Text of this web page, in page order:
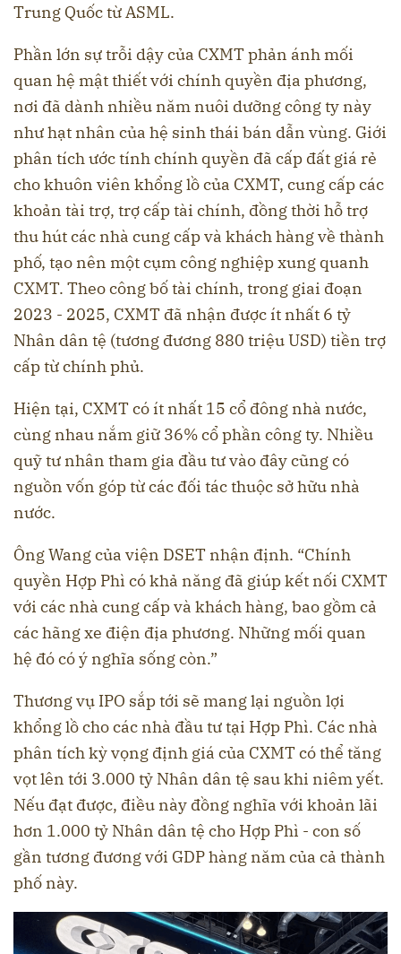
Trung Quốc từ ASML.
Phần lớn sự trỗi dậy của CXMT phản ánh mối
quan hệ mật thiết với chính quyền địa phương,
nơi đã dành nhiều năm nuôi dưỡng công ty này
như hạt nhân của hệ sinh thái bán dẫn vùng. Giới
phân tích ước tính chính quyền đã cấp đất giá rẻ
cho khuôn viên khổng lồ của CXMT, cung cấp các
khoản tài trợ, trợ cấp tài chính, đồng thời hỗ trợ
thu hút các nhà cung cấp và khách hàng về thành
phố, tạo nên một cụm công nghiệp xung quanh
CXMT. Theo công bố tài chính, trong giai đoạn
2023 - 2025, CXMT đã nhận được ít nhất 6 tỷ
Nhân dân tệ (tương đương 880 triệu USD) tiền trợ
cấp từ chính phủ.
Hiện tại, CXMT có ít nhất 15 cổ đông nhà nước,
cùng nhau nắm giữ 36% cổ phần công ty. Nhiều
quỹ tư nhân tham gia đầu tư vào đây cũng có
nguồn vốn góp từ các đối tác thuộc sở hữu nhà
nước.
Ông Wang của viện DSET nhận định. “Chính
quyền Hợp Phì có khả năng đã giúp kết nối CXMT
với các nhà cung cấp và khách hàng, bao gồm cả
các hãng xe điện địa phương. Những mối quan
hệ đó có ý nghĩa sống còn.”
Thương vụ IPO sắp tới sẽ mang lại nguồn lợi
khổng lồ cho các nhà đầu tư tại Hợp Phì. Các nhà
phân tích kỳ vọng định giá của CXMT có thể tăng
vọt lên tới 3.000 tỷ Nhân dân tệ sau khi niêm yết.
Nếu đạt được, điều này đồng nghĩa với khoản lãi
hơn 1.000 tỷ Nhân dân tệ cho Hợp Phì - con số
gần tương đương với GDP hàng năm của cả thành
phố này.